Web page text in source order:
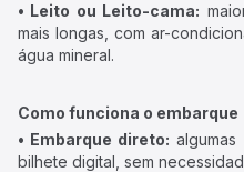
• Leito ou Leito-cama:
mais longas, com ar-
água mineral.
Como funciona o embarque
• Embarque direto:
bilhete digital, sem